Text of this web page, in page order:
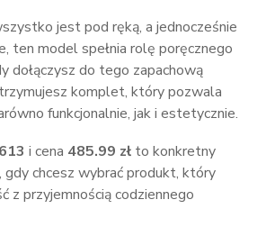
jest pod ręką, a jednocześnie
ten model spełnia rolę poręcznego
dołączysz do tego zapachową
komplet, który pozwala
funkcjonalnie, jak i estetycznie.
i cena 485.99 zł to konkretny
gdy chcesz wybrać produkt, który
z przyjemnością codziennego